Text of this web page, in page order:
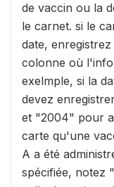
de vaccin ou la
le carnet. si le
date,
colonne où
exelmple, si la
devez
et "2004" pour
carte qu'une
A a été
spécifiée, notez